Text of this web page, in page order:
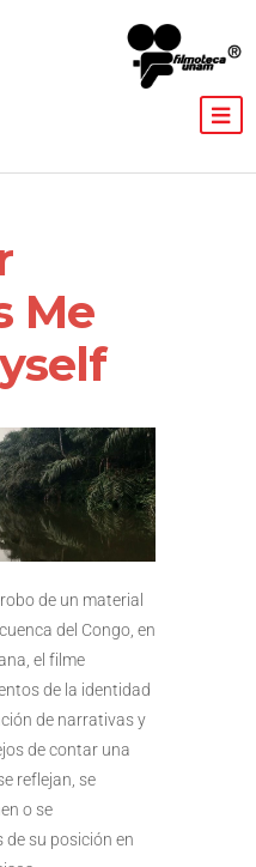
Me
de un material
del Congo, en
el filme
de la identidad
de narrativas y
de contar una
reflejan, se
o se
su posición en